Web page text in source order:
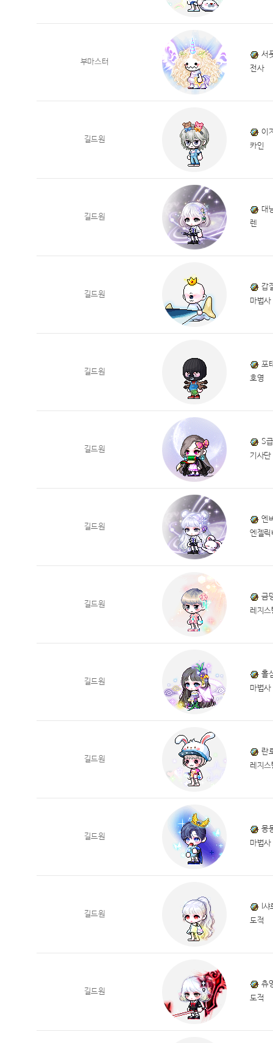
부마스터
서
전사
길드원
이
카인
길드원
대
렌
길드원
갑
마법사
길드원
포
호영
길드원
S
기사단
길드원
엔
엔젤릭
길드원
금
레지스
길드원
홀
마법사
길드원
란
레지스
길드원
몽
마법사
길드원
I샤
도적
길드원
츄
도적